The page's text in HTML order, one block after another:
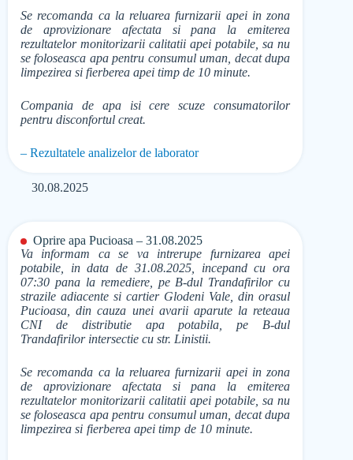
Se recomanda ca la reluarea furnizarii apei in zona
de aprovizionare afectata si pana la emiterea
rezultatelor monitorizarii calitatii apei potabile, sa nu
se foloseasca apa pentru consumul uman, decat dupa
limpezirea si fierberea apei timp de 10 minute.
Compania de apa isi cere scuze consumatorilor
pentru disconfortul creat.
– Rezultatele analizelor de laborator
30.08.2025
Oprire apa Pucioasa – 31.08.2025
Va informam ca se va intrerupe furnizarea apei
potabile, in data de 31.08.2025, incepand cu ora
07:30 pana la remediere, pe B-dul Trandafirilor cu
strazile adiacente si cartier Glodeni Vale, din orasul
Pucioasa, din cauza unei avarii aparute la reteaua
CNI de distributie apa potabila, pe B-dul
Trandafirilor intersectie cu str. Linistii.
Se recomanda ca la reluarea furnizarii apei in zona
de aprovizionare afectata si pana la emiterea
rezultatelor monitorizarii calitatii apei potabile, sa nu
se foloseasca apa pentru consumul uman, decat dupa
limpezirea si fierberea apei timp de 10 minute.